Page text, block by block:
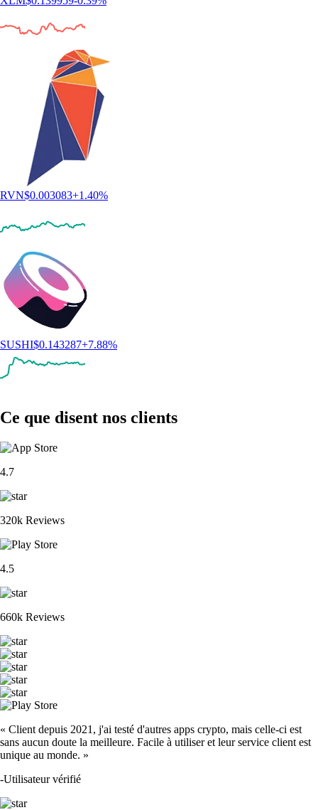
RVN$0.003083+1.40%
SUSHI$0.143287+7.88%
Ce que disent nos clients
4.7
320k Reviews
4.5
660k Reviews
« Client depuis 2021, j'ai testé d'autres apps crypto, mais celle-ci est
sans aucun doute la meilleure. Facile à utiliser et leur service client est
unique au monde. »
-Utilisateur vérifié